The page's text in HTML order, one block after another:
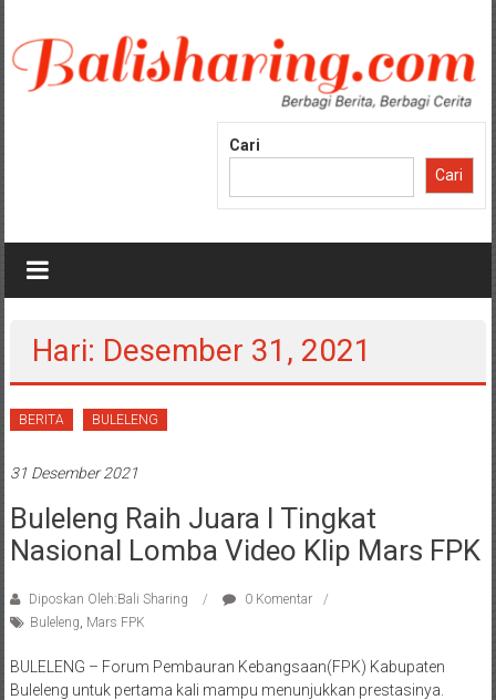
konten
Cari
Cari
Hari: Desember 31, 2021
BERITA BULELENG
31 Desember 2021
Buleleng Raih Juara I Tingkat
Nasional Lomba Video Klip Mars FPK
Diposkan Oleh:Bali Sharing
0 Komentar
Buleleng, Mars FPK
BULELENG – Forum Pembauran Kebangsaan(FPK) Kabupaten
Buleleng untuk pertama kali mampu menunjukkan prestasinya.